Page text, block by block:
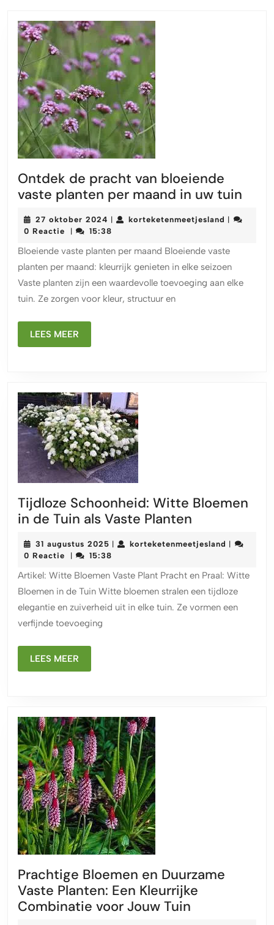
Ontdek de pracht van bloeiende
vaste planten per maand in uw tuin
27 oktober 2024 27
oktober
| korteketenmeetjesland |
0 Reactie | 15:38
Bloeiende vaste planten per maand Bloeiende vaste
planten per maand: kleurrijk genieten in elke seizoen
Vaste planten zijn een waardevolle toevoeging aan elke
tuin. Ze zorgen voor kleur, structuur en
LEES MEER
MEER
Tijdloze Schoonheid: Witte Bloemen
in de Tuin als Vaste Planten
Witte
in
de
Tuin
31 augustus 2025 31
augustus
| korteketenmeetjesland |
0 Reactie | 15:38
Artikel: Witte Bloemen Vaste Plant Pracht en Praal: Witte
Bloemen in de Tuin Witte bloemen stralen een tijdloze
elegantie en zuiverheid uit in elke tuin. Ze vormen een
verfijnde toevoeging
LEES MEER
MEER
Prachtige Bloemen en Duurzame
Vaste Planten: Een Kleurrijke
Combinatie voor Jouw Tuin